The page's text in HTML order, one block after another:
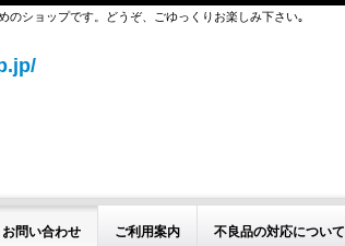
のショップです。どうぞ、ごゆっくりお楽しみ下さい｡
お問い合わせ ご利用案内 不良品の対応について